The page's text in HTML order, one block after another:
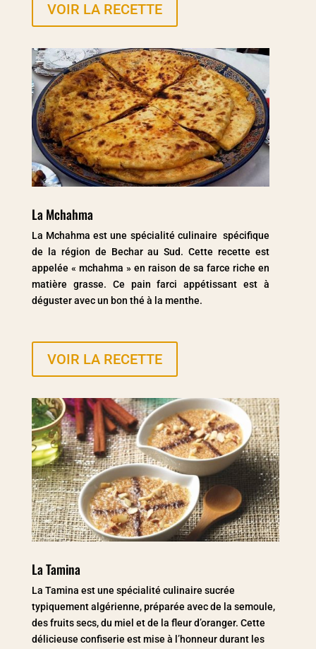
VOIR LA RECETTE
La Mchahma
La Mchahma est une spécialité culinaire spécifique
de la région de Bechar au Sud. Cette recette est
appelée « mchahma » en raison de sa farce riche en
matière grasse. Ce pain farci appétissant est à
déguster avec un bon thé à la menthe.
VOIR LA RECETTE
La Tamina
La Tamina est une spécialité culinaire sucrée
typiquement algérienne, préparée avec de la semoule,
des fruits secs, du miel et de la fleur d’oranger. Cette
délicieuse confiserie est mise à l’honneur durant les